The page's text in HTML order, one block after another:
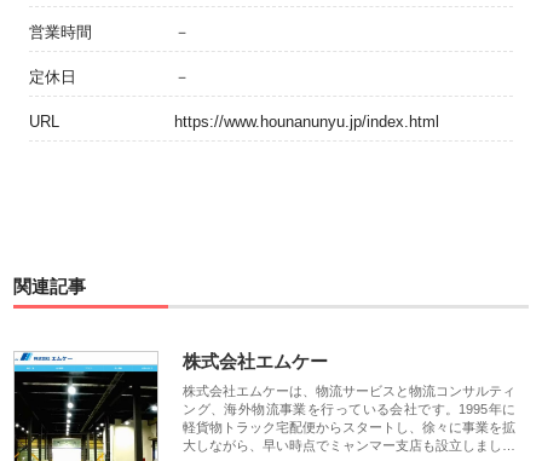
営業時間 －
定休日 －
URL https://www.hounanunyu.jp/index.html
関連記事
株式会社エムケー
株式会社エムケーは、物流サービスと物流コンサルティ
ング、海外物流事業を行っている会社です。1995年に
軽貨物トラック宅配便からスタートし、徐々に事業を拡
大しながら、早い時点でミャンマー支店も設立しまし…